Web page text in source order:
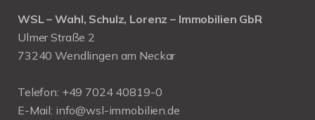
WSL – Wahl, Schulz, Lorenz – Immobilien GbR
Ulmer Straße 2
73240 Wendlingen am Neckar
Telefon: +49 7024 40819-0
E-Mail: info@wsl-immobilien.de